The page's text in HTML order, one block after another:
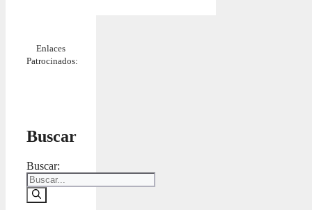
Enlaces
Patrocinados:
Buscar
Buscar: